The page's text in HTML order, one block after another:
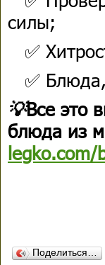
силы;
✅
✅
💡Все это
блюда из
legko.com/
Поделиться…